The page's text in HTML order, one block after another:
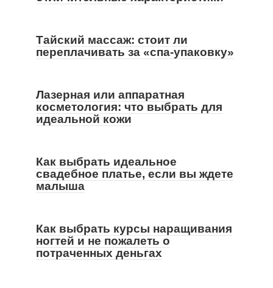
Тайский массаж: стоит ли
переплачивать за «спа-упаковку»
Лазерная или аппаратная
косметология: что выбрать для
идеальной кожи
Как выбрать идеальное
свадебное платье, если вы ждете
малыша
Как выбрать курсы наращивания
ногтей и не пожалеть о
потраченных деньгах